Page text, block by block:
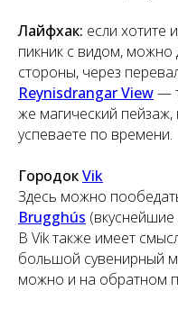
Лайфхак: если хотите
пикник с видом, можно
стороны, через
Reynisdrangar View—
же магический
успеваете по времени.
ГородокVik
Здесь можно
Brugghús (вкуснейшие
В Vik также имеет
большой сувенирный
можно и на обратном